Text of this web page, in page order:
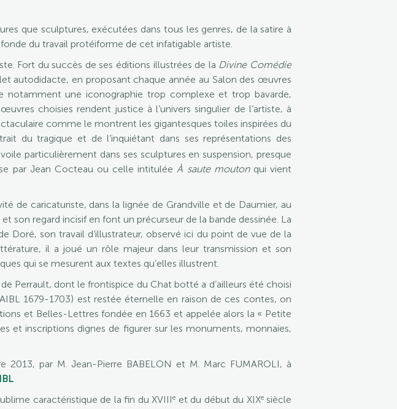
que sculptures, exécutées dans tous les genres, de la satire à
du travail protéiforme de cet infatigable artiste.
Fort du succès de ses éditions illustrées de la Divine Comédie
autodidacte, en proposant chaque année au Salon des œuvres
notamment une iconographie trop complexe et trop bavarde,
choisies rendent justice à l’univers singulier de l’artiste, à
comme le montrent les gigantesques toiles inspirées du
du tragique et de l’inquiétant dans ses représentations des
particulièrement dans ses sculptures en suspension, presque
par Jean Cocteau ou celle intituléeÀ saute moutonqui vient
de caricaturiste, dans la lignée de Grandville et de Daumier, au
son regard incisif en font un précurseur de la bande dessinée. La
Doré, son travail d’illustrateur, observé ici du point de vue de la
il a joué un rôle majeur dans leur transmission et son
qui se mesurent aux textes qu’elles illustrent.
Perrault, dont le frontispice du Chat botté a d’ailleurs été choisi
1679-1703) est restée éternelle en raison de ces contes, on
et Belles-Lettres fondée en 1663 et appelée alors la « Petite
et inscriptions dignes de figurer sur les monuments, monnaies,
par M. Jean-Pierre BABELON et M. Marc FUMAROLI, à
caractéristique de la fin du XVIIIe et du début du XIXesiècle